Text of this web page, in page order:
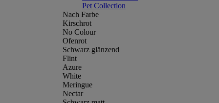
Pet Collection
Nach Farbe
Kirschrot
No Colour
Ofenrot
Schwarz glänzend
Flint
Azure
White
Meringue
Nectar